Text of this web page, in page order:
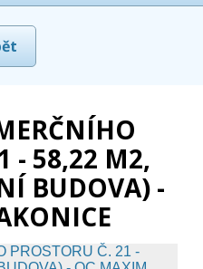
- 58,22 M2,
BUDOVA) -